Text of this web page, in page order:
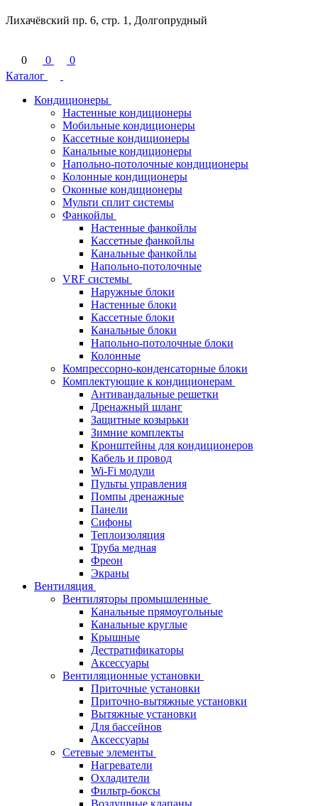
Лихачёвский пр. 6, стр. 1, Долгопрудный
0 0
0
Каталог
Кондиционеры
Настенные кондиционеры
Мобильные кондиционеры
Кассетные кондиционеры
Канальные кондиционеры
Напольно-потолочные кондиционеры
Колонные кондиционеры
Оконные кондиционеры
Мульти сплит системы
Фанкойлы
Настенные фанкойлы
Кассетные фанкойлы
Канальные фанкойлы
Напольно-потолочные
VRF системы
Наружные блоки
Настенные блоки
Кассетные блоки
Канальные блоки
Напольно-потолочные блоки
Колонные
Компрессорно-конденсаторные блоки
Комплектующие к кондиционерам
Антивандальные решетки
Дренажный шланг
Защитные козырьки
Зимние комплекты
Кронштейны для кондиционеров
Кабель и провод
Wi-Fi модули
Пульты управления
Помпы дренажные
Панели
Сифоны
Теплоизоляция
Труба медная
Фреон
Экраны
Вентиляция
Вентиляторы промышленные
Канальные прямоугольные
Канальные круглые
Крышные
Дестратификаторы
Аксессуары
Вентиляционные установки
Приточные установки
Приточно-вытяжные установки
Вытяжные установки
Для бассейнов
Аксессуары
Сетевые элементы
Нагреватели
Охладители
Фильтр-боксы
Воздушные клапаны